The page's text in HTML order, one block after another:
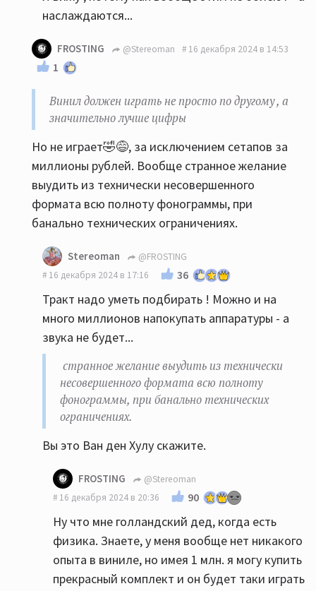
наслаждаются...
FROSTING @Stereoman 16 декабря 2024 в 14:53
1
Винил должен играть не просто по другому , а
значительно лучше цифры
Но не играет🤣😅, за исключением сетапов за
миллионы рублей. Вообще странное желание
выудить из технически несовершенного
формата всю полноту фонограммы, при
банально технических ограничениях.
Stereoman
@FROSTING
16 декабря 2024 в 17:16
36
Тракт надо уметь подбирать ! Можно и на
много миллионов напокупать аппаратуры - а
звука не будет...
странное желание выудить из технически
несовершенного формата всю полноту
фонограммы, при банально технических
ограничениях.
Вы это Ван ден Хулу скажите.
FROSTING
@Stereoman
16 декабря 2024 в 20:36
90
Ну что мне голландский дед, когда есть
физика. Знаете, у меня вообще нет никакого
опыта в виниле, но имея 1 млн. я могу купить
прекрасный комплект и он будет таки играть